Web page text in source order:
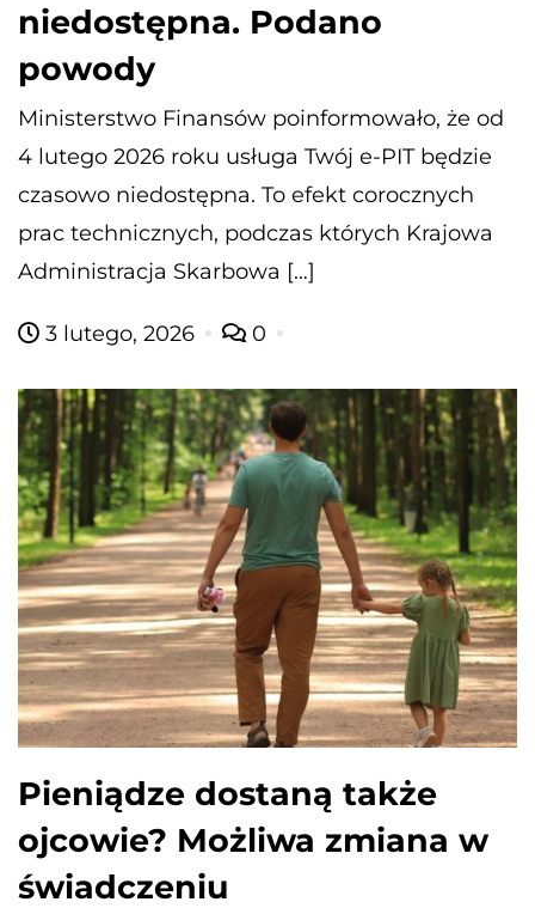
niedostępna. Podano
powody
Ministerstwo Finansów poinformowało, że od
4 lutego 2026 roku usługa Twój e-PIT będzie
czasowo niedostępna. To efekt corocznych
prac technicznych, podczas których Krajowa
Administracja Skarbowa […]
3 lutego, 2026 0
Pieniądze dostaną także
ojcowie? Możliwa zmiana w
świadczeniu